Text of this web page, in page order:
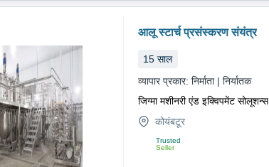
आलू स्टार्च प्रसंस्करण संयंत्र
15 साल
व्यापार प्रकार: निर्माता | निर्यातक
जिग्मा मशीनरी एंड इक्विपमेंट सोलूशन्स
कोयंबटूर
Trusted
Seller